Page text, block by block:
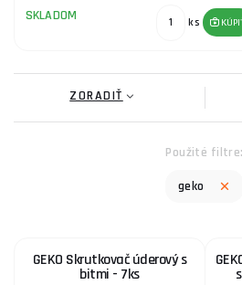
SKLADOM ks
ZORADIŤ
Použité filtre:
geko
GEKO Skrutkovač úderový s
bitmi - 7ks